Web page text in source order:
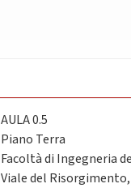
AULA 0.5
Piano Terra
Facoltà di Ingegneria
Viale del